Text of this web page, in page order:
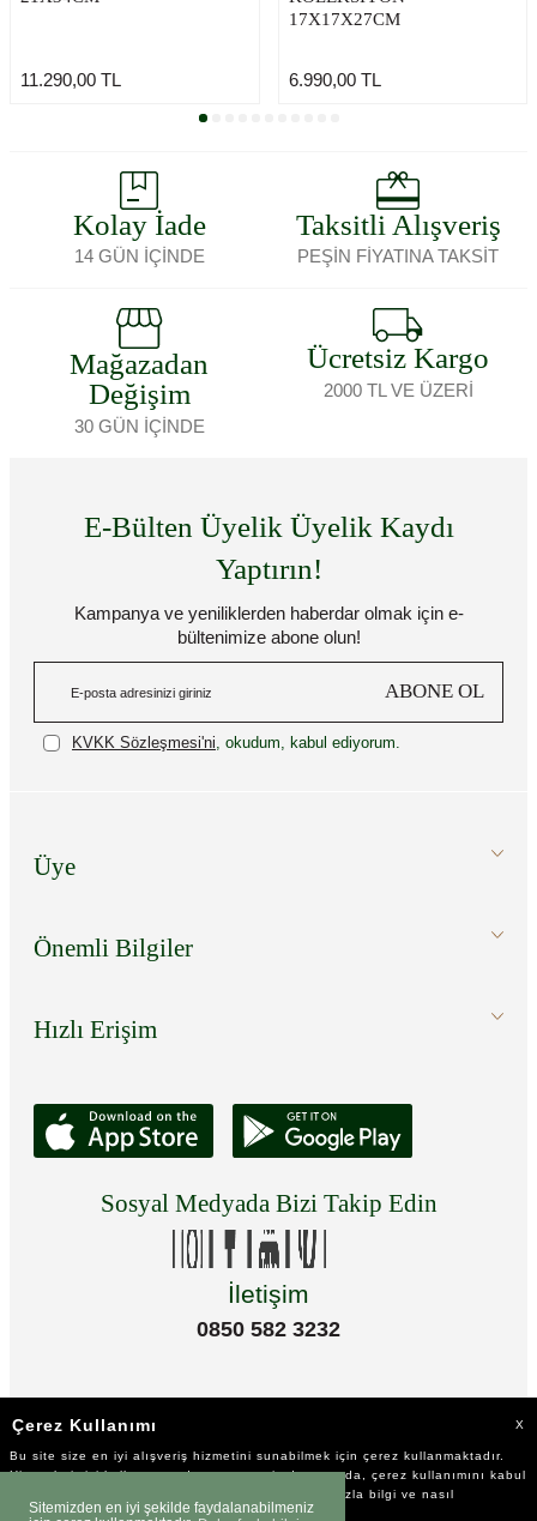
Sitemizden en iyi şekilde faydalanabilmeniz
11.290,00 TL
17X17X27CM
6.990,00TL
Kolay İade
14 GÜN İÇİNDE
Taksitli Alışveriş
PEŞİN FİYATINA TAKSİT
Mağazadan
Değişim
30 GÜN İÇİNDE
Ücretsiz Kargo
2000 TL VE ÜZERİ
E-Bülten Üyelik Üyelik Kaydı
Yaptırın!
Kampanya ve yeniliklerden haberdar olmak için e-
bültenimize abone olun!
ABONE OL
KVKK Sözleşmesi'ni , okudum, kabul ediyorum.
Üye
Önemli Bilgiler
Hızlı Erişim
Sosyal Medyada Bizi Takip Edin
İletişim
0850 582 3232
Çerez Kullanımı X
Bu site size en iyi alışveriş hizmetini sunabilmek için çerez kullanmaktadır.
Hizmetlerimizi kullanmaya devam etmeniz durumunda, çerez kullanımını kabul
ettiğinizi varsayacağız. Çerezler hakkında daha fazla bilgi ve nasıl
reddedeceğinizi öğrenmek içintıklayınız